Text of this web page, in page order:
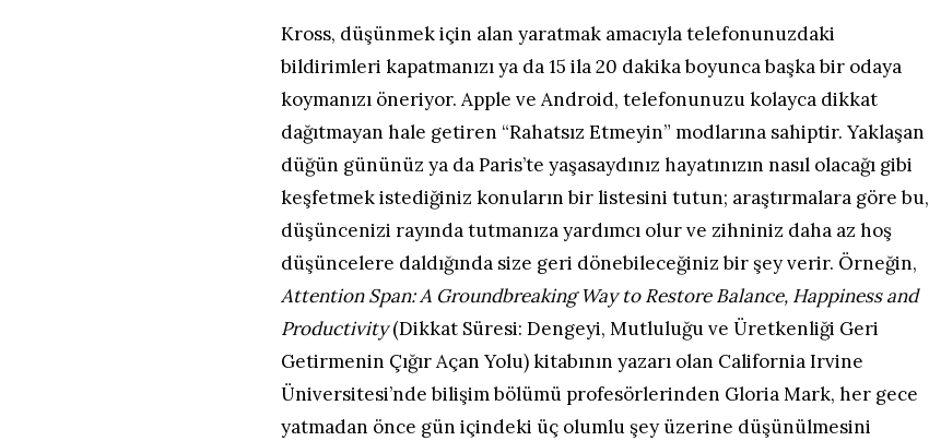
Kross, düşünmek için alan yaratmak amacıyla telefonunuzdaki
bildirimleri kapatmanızı ya da 15 ila 20 dakika boyunca başka bir odaya
koymanızı öneriyor. Apple ve Android, telefonunuzu kolayca dikkat
dağıtmayan hale getiren “Rahatsız Etmeyin” modlarına sahiptir. Yaklaşan
düğün gününüz ya da Paris’te yaşasaydınız hayatınızın nasıl olacağı gibi
keşfetmek istediğiniz konuların bir listesini tutun; araştırmalara göre bu,
düşüncenizi rayında tutmanıza yardımcı olur ve zihniniz daha az hoş
düşüncelere daldığında size geri dönebileceğiniz bir şey verir. Örneğin,
Attention Span: A Groundbreaking Way to Restore Balance, Happiness and
Productivity(Dikkat Süresi: Dengeyi, Mutluluğu ve Üretkenliği Geri
Getirmenin Çığır Açan Yolu) kitabının yazarı olan California Irvine
Üniversitesi’nde bilişim bölümü profesörlerinden Gloria Mark, her gece
yatmadan önce gün içindeki üç olumlu şey üzerine düşünülmesini